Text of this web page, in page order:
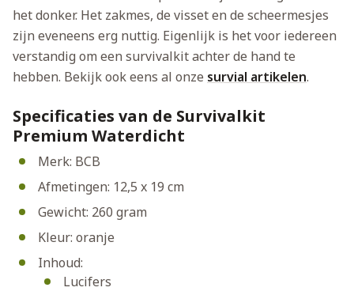
het donker. Het zakmes, de visset en de scheermesjes
zijn eveneens erg nuttig. Eigenlijk is het voor iedereen
verstandig om een survivalkit achter de hand te
hebben. Bekijk ook eens al onze survial artikelen.
Specificaties van de Survivalkit
Premium Waterdicht
Merk: BCB
Afmetingen: 12,5 x 19 cm
Gewicht: 260 gram
Kleur: oranje
Inhoud:
Lucifers